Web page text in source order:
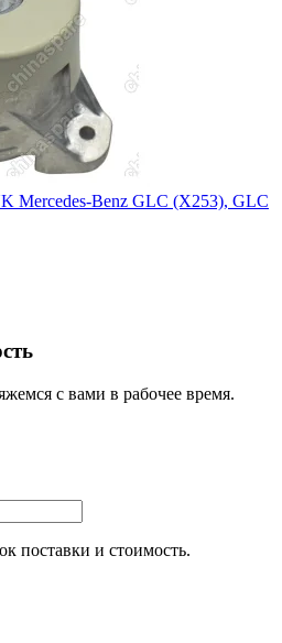
Mercedes-Benz GLC (X253), GLC
с вами в рабочее время.
поставки и стоимость.